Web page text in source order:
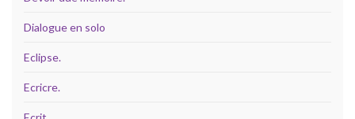
Dialogue en solo
Eclipse.
Ecricre.